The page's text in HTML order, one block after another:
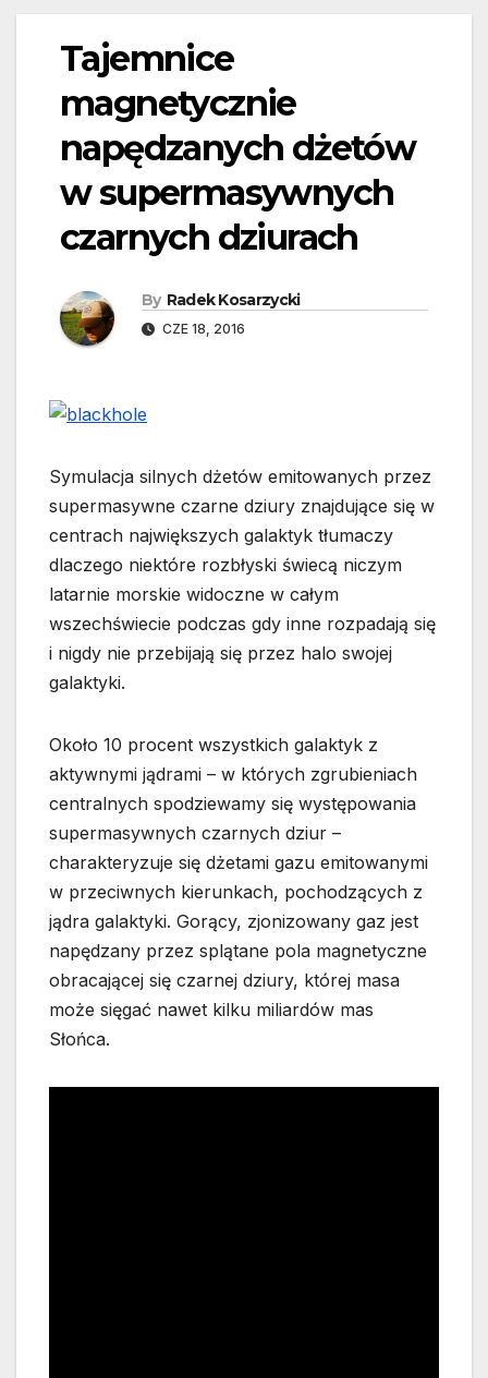
Tajemnice
magnetycznie
napędzanych dżetów
w supermasywnych
czarnych dziurach
By Radek Kosarzycki
CZE 18, 2016
Symulacja silnych dżetów emitowanych przez
supermasywne czarne dziury znajdujące się w
centrach największych galaktyk tłumaczy
dlaczego niektóre rozbłyski świecą niczym
latarnie morskie widoczne w całym
wszechświecie podczas gdy inne rozpadają się
i nigdy nie przebijają się przez halo swojej
galaktyki.
Około 10 procent wszystkich galaktyk z
aktywnymi jądrami – w których zgrubieniach
centralnych spodziewamy się występowania
supermasywnych czarnych dziur –
charakteryzuje się dżetami gazu emitowanymi
w przeciwnych kierunkach, pochodzących z
jądra galaktyki. Gorący, zjonizowany gaz jest
napędzany przez splątane pola magnetyczne
obracającej się czarnej dziury, której masa
może sięgać nawet kilku miliardów mas
Słońca.